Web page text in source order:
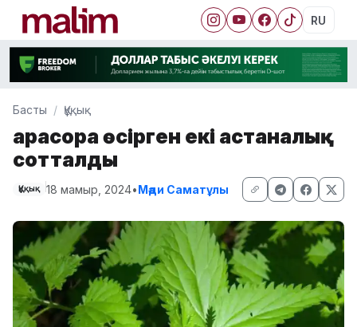
RU
Басты Құқық
Қарасора өсірген екі астаналық
сотталды
Құқық 18 мамыр, 2024•Мәди Саматұлы